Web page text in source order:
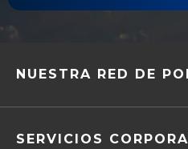
NUESTRA RED DE
SERVICIOS